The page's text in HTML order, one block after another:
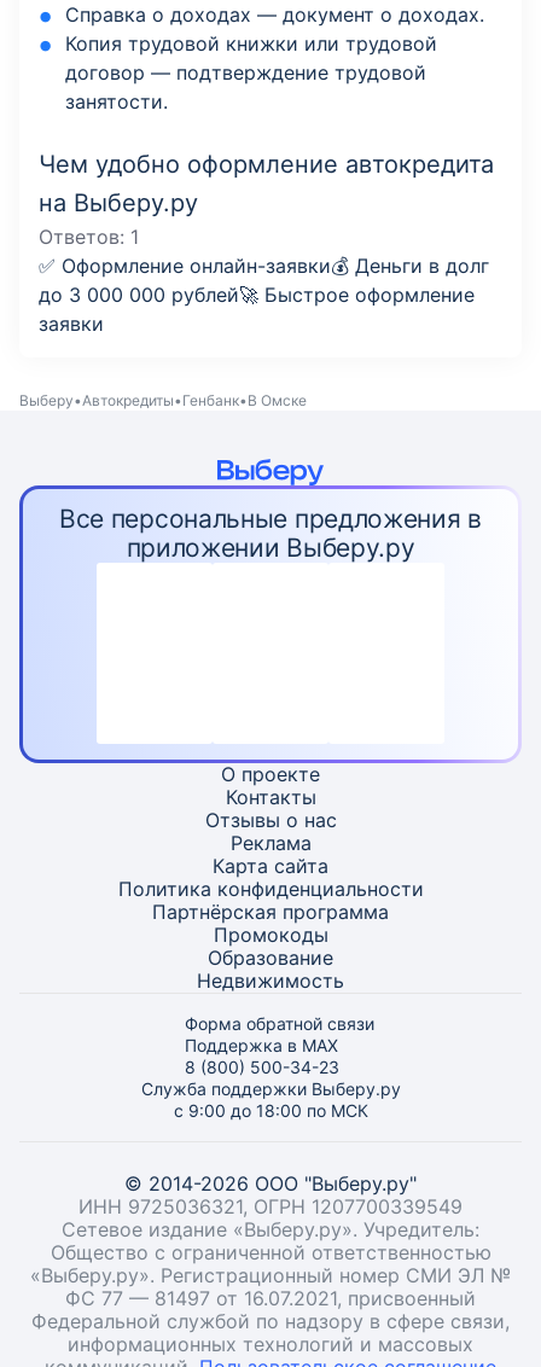
Справка о доходах — документ о доходах.
Копия трудовой книжки или трудовой
договор — подтверждение трудовой
занятости.
Чем удобно оформление автокредита
на Выберу.ру
Ответов: 1
✅ Оформление онлайн-заявки💰 Деньги в долг
до 3 000 000 рублей🚀 Быстрое оформление
заявки
Выберу Автокредиты Генбанк В Омске
Все персональные предложения в
приложении Выберу.ру
О проекте
Контакты
Отзывы о нас
Реклама
Карта сайта
Политика конфиденциальности
Партнёрская программа
Промокоды
Образование
Недвижимость
Форма обратной связи
Поддержка в MAX
8 (800) 500-34-23
Служба поддержки Выберу.ру
с 9:00 до 18:00 по МСК
© 2014-2026 ООО "Выберу.ру"
ИНН 9725036321, ОГРН 1207700339549
Сетевое издание «Выберу.ру». Учредитель:
Общество с ограниченной ответственностью
«Выберу.ру». Регистрационный номер СМИ ЭЛ №
ФС 77 — 81497 от 16.07.2021, присвоенный
Федеральной службой по надзору в сфере связи,
информационных технологий и массовых